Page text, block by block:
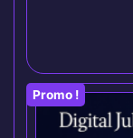
Promo !